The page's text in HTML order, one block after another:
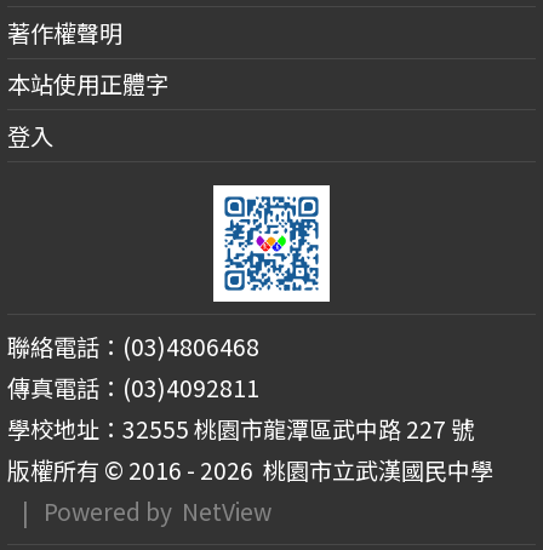
著作權聲明
本站使用正體字
登入
聯絡電話：(03)4806468
傳真電話：(03)4092811
學校地址：32555 桃園市龍潭區武中路 227 號
版權所有 © 2016 - 2026 桃園市立武漢國民中學
| Powered by NetView